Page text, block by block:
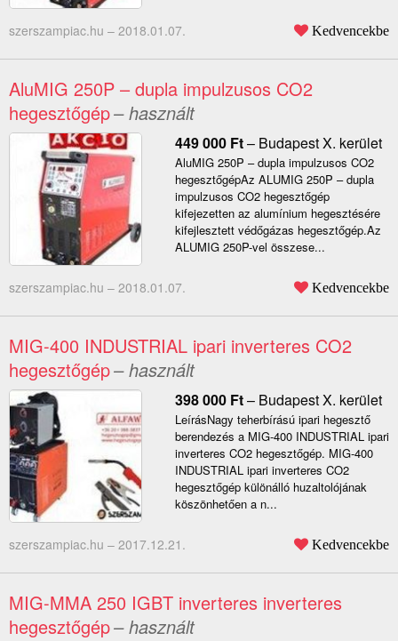
szerszampiac.hu – 2018.01.07. Kedvencekbe
AluMIG 250P – dupla impulzusos CO2
hegesztőgép– használt
449 000 Ft– Budapest X. kerület
AluMIG 250P – dupla impulzusos CO2
hegesztőgépAz ALUMIG 250P – dupla
impulzusos CO2 hegesztőgép
kifejezetten az alumínium hegesztésére
kifejlesztett védőgázas hegesztőgép.Az
ALUMIG 250P-vel összese...
szerszampiac.hu – 2018.01.07. Kedvencekbe
MIG-400 INDUSTRIAL ipari inverteres CO2
hegesztőgép– használt
398 000 Ft– Budapest X. kerület
LeírásNagy teherbírású ipari hegesztő
berendezés a MIG-400 INDUSTRIAL ipari
inverteres CO2 hegesztőgép. MIG-400
INDUSTRIAL ipari inverteres CO2
hegesztőgép különálló huzaltolójának
köszönhetően a n...
szerszampiac.hu – 2017.12.21. Kedvencekbe
MIG-MMA 250 IGBT inverteres inverteres
hegesztőgép– használt